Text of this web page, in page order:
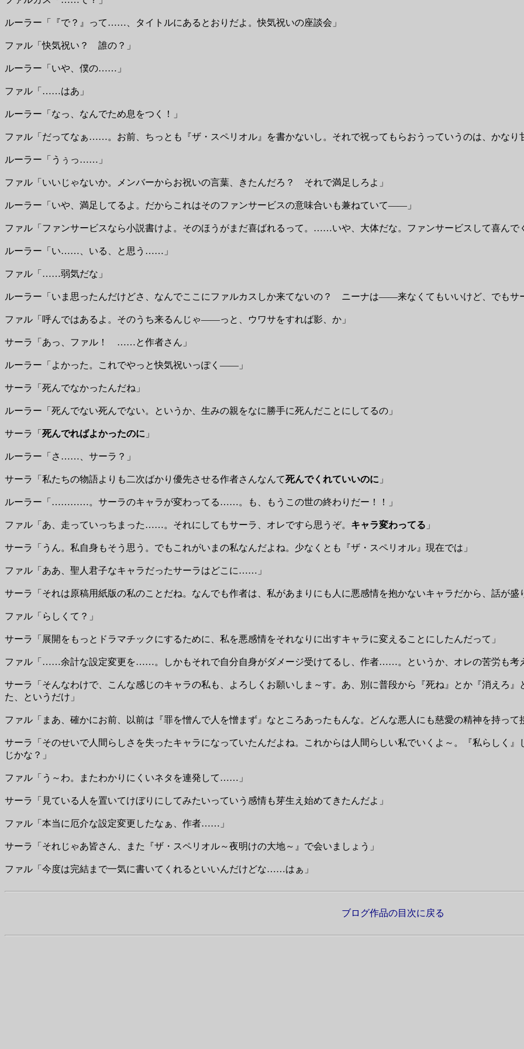
ルーラー「『で？』って……、タイトルにあるとおりだよ。快気祝いの座談会」
ファル「快気祝い？ 誰の？」
ルーラー「いや、僕の……」
ファル「……はあ」
ルーラー「なっ、なんでため息をつく！」
ファル「だってなぁ……。お前、ちっとも『ザ・スペリオル』を書かないし。それで祝ってもらおうっていうのは、かなり
ルーラー「うぅっ……」
ファル「いいじゃないか。メンバーからお祝いの言葉、きたんだろ？ それで満足しろよ」
ルーラー「いや、満足してるよ。だからこれはそのファンサービスの意味合いも兼ねていて――」
ファル「ファンサービスなら小説書けよ。そのほうがまだ喜ばれるって。……いや、大体だな。ファンサービスして喜ん
ルーラー「い……、いる、と思う……」
ファル「……弱気だな」
ルーラー「いま思ったんだけどさ、なんでここにファルカスしか来てないの？ ニーナは――来なくてもいいけど、でもサ
ファル「呼んではあるよ。そのうち来るんじゃ――っと、ウワサをすれば影、か」
サーラ「あっ、ファル！ ……と作者さん」
ルーラー「よかった。これでやっと快気祝いっぽく――」
サーラ「死んでなかったんだね」
ルーラー「死んでない死んでない。というか、生みの親をなに勝手に死んだことにしてるの」
サーラ「 死んでればよかったのに 」
ルーラー「さ……、サーラ？」
サーラ「私たちの物語よりも二次ばかり優先させる作者さんなんて死んでくれていいのに 」
ルーラー「…………。サーラのキャラが変わってる……。も、もうこの世の終わりだー！！」
ファル「あ、走っていっちまった……。それにしてもサーラ、オレですら思うぞ。 キャラ変わってる 」
サーラ「うん。私自身もそう思う。でもこれがいまの私なんだよね。少なくとも『ザ・スペリオル』現在では」
ファル「ああ、聖人君子なキャラだったサーラはどこに……」
サーラ「それは原稿用紙版の私のことだね。なんでも作者は、私があまりにも人に悪感情を抱かないキャラだから、話が盛
ファル「らしくて？」
サーラ「展開をもっとドラマチックにするために、私を悪感情をそれなりに出すキャラに変えることにしたんだって」
ファル「……余計な設定変更を……。しかもそれで自分自身がダメージ受けてるし、作者……。というか、オレの苦労も考
サーラ「そんなわけで、こんな感じのキャラの私も、よろしくお願いしま～す。あ、別に普段から『死ね』とか『消えろ
た、というだけ」
ファル「まあ、確かにお前、以前は『罪を憎んで人を憎まず』なところあったもんな。どんな悪人にも慈愛の精神を持っ
サーラ「そのせいで人間らしさを失ったキャラになっていたんだよね。これからは人間らしい私でいくよ～。『私らしく
じかな？」
ファル「う～わ。またわかりにくいネタを連発して……」
サーラ「見ている人を置いてけぼりにしてみたいっていう感情も芽生え始めてきたんだよ」
ファル「本当に厄介な設定変更したなぁ、作者……」
サーラ「それじゃあ皆さん、また『ザ・スペリオル～夜明けの大地～』で会いましょう」
ファル「今度は完結まで一気に書いてくれるといいんだけどな……はぁ」
ブログ作品の目次に戻る